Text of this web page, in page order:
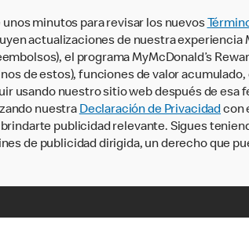
minutos para revisar los nuevos
actualizaciones de nuestra experiencia
el programa MyMcDonald’s
de estos), funciones de valor
usando nuestro sitio web después de esa
nuestra Declaración de Privacidadcon
publicidad relevante. Sigues
de publicidad dirigida, un derecho que